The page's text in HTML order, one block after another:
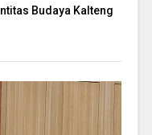
Budaya Kalteng